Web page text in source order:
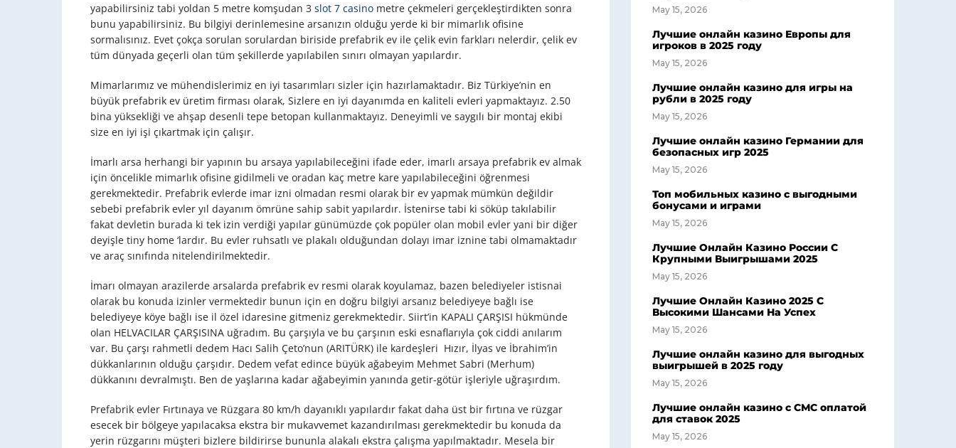
yapabilirsiniz tabi yoldan 5 metre komşudan 3 slot 7 casino metre çekmeleri gerçekleştirdikten sonra
bunu yapabilirsiniz. Bu bilgiyi derinlemesine arsanızın olduğu yerde ki bir mimarlık ofisine
sormalısınız. Evet çokça sorulan sorulardan biriside prefabrik ev ile çelik evin farkları nelerdir, çelik ev
tüm dünyada geçerli olan tüm şekillerde yapılabilen sınırı olmayan yapılardır.
Mimarlarımız ve mühendislerimiz en iyi tasarımları sizler için hazırlamaktadır. Biz Türkiye’nin en
büyük prefabrik ev üretim firması olarak, Sizlere en iyi dayanımda en kaliteli evleri yapmaktayız. 2.50
bina yüksekliği ve ahşap desenli tepe betopan kullanmaktayız. Deneyimli ve saygılı bir montaj ekibi
size en iyi işi çıkartmak için çalışır.
İmarlı arsa herhangi bir yapının bu arsaya yapılabileceğini ifade eder, imarlı arsaya prefabrik ev almak
için öncelikle mimarlık ofisine gidilmeli ve oradan kaç metre kare yapılabileceğini öğrenmesi
gerekmektedir. Prefabrik evlerde imar izni olmadan resmi olarak bir ev yapmak mümkün değildir
sebebi prefabrik evler yıl dayanım ömrüne sahip sabit yapılardır. İstenirse tabi ki söküp takılabilir
fakat devletin burada ki tek izin verdiği yapılar günümüzde çok popüler olan mobil evler yani bir diğer
deyişle tiny home ‘lardır. Bu evler ruhsatlı ve plakalı olduğundan dolayı imar iznine tabi olmamaktadır
ve araç sınıfında nitelendirilmektedir.
İmarı olmayan arazilerde arsalarda prefabrik ev resmi olarak koyulamaz, bazen belediyeler istisnai
olarak bu konuda izinler vermektedir bunun için en doğru bilgiyi arsanız belediyeye bağlı ise
belediyeye köye bağlı ise il özel idaresine gitmeniz gerekmektedir. Siirt’in KAPALI ÇARŞISI hükmünde
olan HELVACILAR ÇARŞISINA uğradım. Bu çarşıyla ve bu çarşının eski esnaflarıyla çok ciddi anılarım
var. Bu çarşı rahmetli dedem Hacı Salih Çeto’nun (ARITÜRK) ile kardeşleri Hızır, İlyas ve İbrahim’in
dükkanlarının olduğu çarşıdır. Dedem vefat edince büyük ağabeyim Mehmet Sabri (Merhum)
dükkanını devralmıştı. Ben de yaşlarına kadar ağabeyimin yanında getir-götür işleriyle uğraşırdım.
Prefabrik evler Fırtınaya ve Rüzgara 80 km/h dayanıklı yapılardır fakat daha üst bir fırtına ve rüzgar
esecek bir bölgeye yapılacaksa ekstra bir mukavvemet kazandırılması gerekmektedir bu konuda da
yerin rüzgarını müşteri bizlere bildirirse bununla alakalı ekstra çalışma yapılmaktadır. Mesela bir
May 15, 2026
Лучшие онлайн казино Европы для
игроков в 2025 году
May 15, 2026
Лучшие онлайн казино для игры на
рубли в 2025 году
May 15, 2026
Лучшие онлайн казино Германии для
безопасных игр 2025
May 15, 2026
Топ мобильных казино с выгодными
бонусами и играми
May 15, 2026
Лучшие Онлайн Казино России С
Крупными Выигрышами 2025
May 15, 2026
Лучшие Онлайн Казино 2025 С
Высокими Шансами На Успех
May 15, 2026
Лучшие онлайн казино для выгодных
выигрышей в 2025 году
May 15, 2026
Лучшие онлайн казино с СМС оплатой
для ставок 2025
May 15, 2026